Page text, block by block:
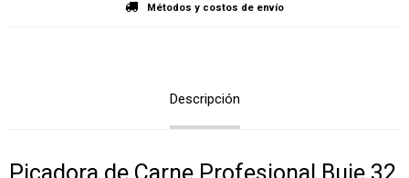
Métodos y costos de envío
Descripción
Picadora de Carne Profesional Buje 32